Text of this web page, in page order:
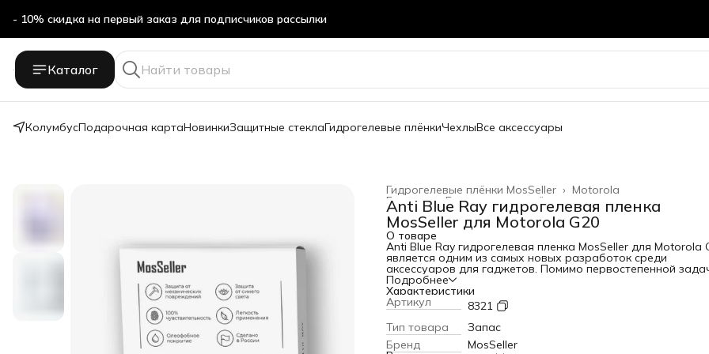
- 10% скидка на первый заказ для подписчиков рассылки
Бесплатная доставка в ПВЗ Яндекс Маркет
Каталог
КолумбусПодарочная картаНовинкиЗащитные стеклаГидрогелевые плёнкиЧехлыВсе аксессуары
Motorola
Гидрогелевые плёнки MosSeller ›
Гидрогелевые плёнки ›
Главная ›
Anti Blue Ray гидрогелевая пленка
MosSeller для Motorola G20
О товаре
Anti Blue Ray гидрогелевая пленка MosSeller для Motorola
является одним из самых новых разработок среди
аксессуаров для гаджетов. Помимо первостепенной
защиты экрана от сколов и царапин, гидрогелевая пленка
Blue Ray блокирует высокоэнергетический
синий свет, который вреден для глаз. Для создания этого
изделия используется качественный полимерный материал
высокой прочностью. За счет этого она защищает
появления царапин и потертостей. Среди главных
преимуществ этого материала: - устойчивость к
Подробнее
Характеристики
Артикул
8321
Тип товара
Запас
Бренд
MosSeller